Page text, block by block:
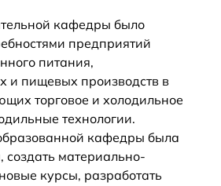
кафедры было
предприятий
питания,
и пищевых производств в
торговое и холодильное
технологии.
кафедры была
создать материально-
курсы, разработать